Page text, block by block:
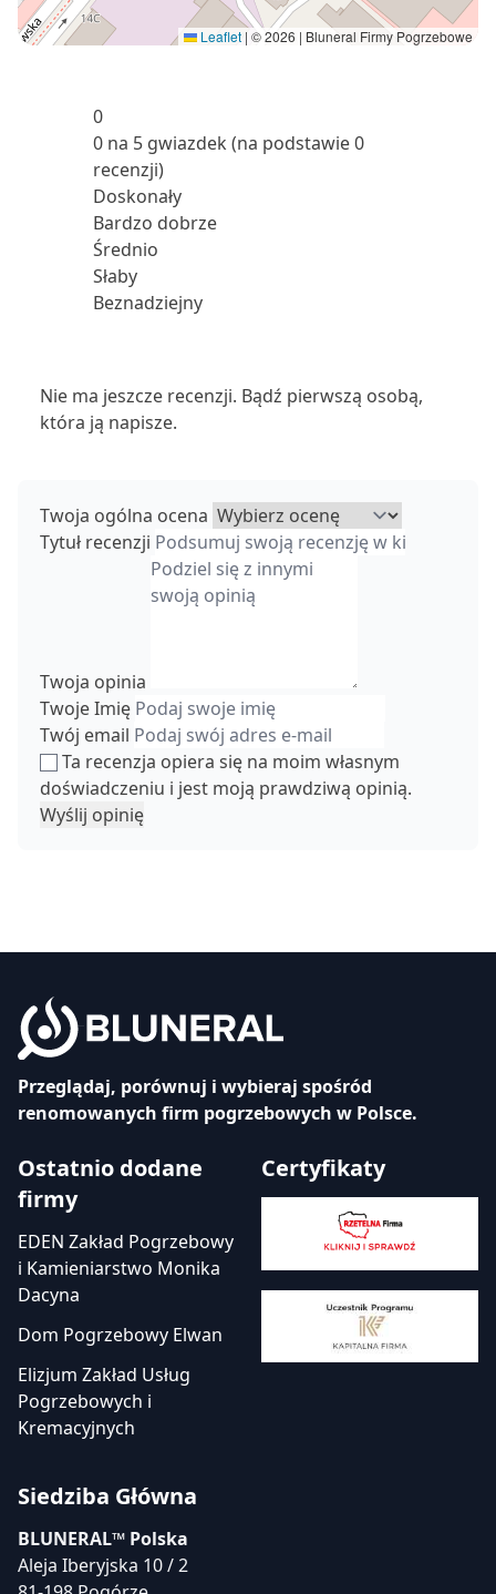
Leaflet | © 2026 | Bluneral Firmy Pogrzebowe
0
0 na 5 gwiazdek (na podstawie 0
recenzji)
Doskonały
Bardzo dobrze
Średnio
Słaby
Beznadziejny
Nie ma jeszcze recenzji. Bądź pierwszą osobą,
która ją napisze.
Twoja ogólna ocena
Tytuł recenzji
Twoja opinia
Twoje Imię
Twój email
Ta recenzja opiera się na moim własnym
doświadczeniu i jest moją prawdziwą opinią.
Wyślij opinię
Przeglądaj, porównuj i wybieraj spośród
renomowanych firm pogrzebowych w Polsce.
Ostatnio dodane
firmy
EDEN Zakład Pogrzebowy
i Kamieniarstwo Monika
Dacyna
Dom Pogrzebowy Elwan
Elizjum Zakład Usług
Pogrzebowych i
Kremacyjnych
Certyfikaty
Siedziba Główna
BLUNERAL™ Polska
Aleja Iberyjska 10 / 2